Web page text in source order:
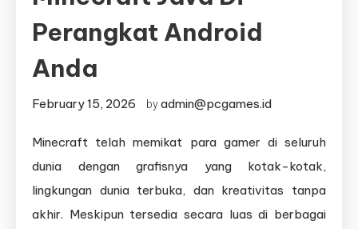
Perangkat Android
Anda
February 15, 2026 byadmin@pcgames.id
Minecraft telah memikat para gamer di seluruh
dunia dengan grafisnya yang kotak-kotak,
lingkungan dunia terbuka, dan kreativitas tanpa
akhir. Meskipun tersedia secara luas di berbagai